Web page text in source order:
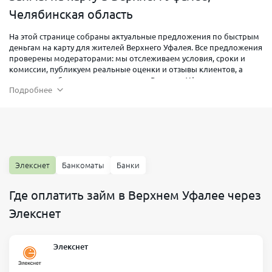
Челябинская область
На этой странице собраны актуальные предложения по быстрым
деньгам на карту для жителей Верхнего Уфалея. Все предложения
проверены модераторами: мы отслеживаем условия, сроки и
комиссии, публикуем реальные оценки и отзывы клиентов, а
партнеры работают круглосуточно в Верхнем Уфалее — подать
заявку можно в любое время, без визита в офис.
клиентов с разной кредитной историей, лояльные требования и
прозрачные тарифы.
Как взять займ в Верхний Уфалей
Определите нужную сумму и срок — ориентируйтесь на
Сравните условия: ставку, итоговую переплату, возможные
пролонгации и способ погашения.
Подробнее
Элекснет Банкоматы Банки
Где оплатить займ в Верхнем Уфалее через
Элекснет
Элекснет